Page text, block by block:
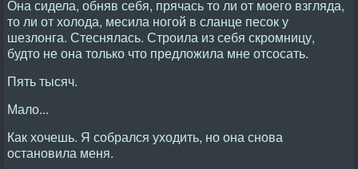
Она сидела, обняв себя, прячась то ли от моего взгляда,
то ли от холода, месила ногой в сланце песок у
шезлонга. Стеснялась. Строила из себя скромницу,
будто не она только что предложила мне отсосать.
Пять тысяч.
Мало...
Как хочешь. Я собрался уходить, но она снова
остановила меня.